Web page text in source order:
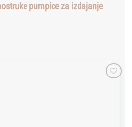
pumpice za izdajanje